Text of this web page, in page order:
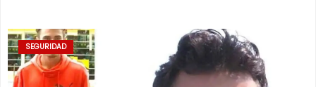
SEGURIDAD